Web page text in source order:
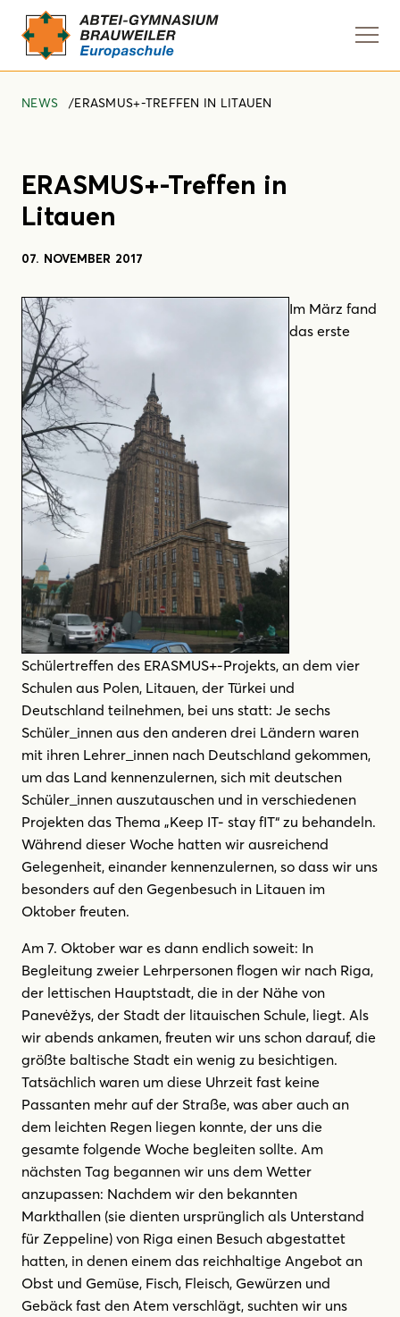
NEWS ERASMUS+-TREFFEN IN LITAUEN
ERASMUS+-Treffen in
Litauen
07. NOVEMBER 2017
Im März fand
das erste
Schülertreffen des ERASMUS+-Projekts, an dem vier
Schulen aus Polen, Litauen, der Türkei und
Deutschland teilnehmen, bei uns statt: Je sechs
Schüler_innen aus den anderen drei Ländern waren
mit ihren Lehrer_innen nach Deutschland gekommen,
um das Land kennenzulernen, sich mit deutschen
Schüler_innen auszutauschen und in verschiedenen
Projekten das Thema „Keep IT- stay fIT“ zu behandeln.
Während dieser Woche hatten wir ausreichend
Gelegenheit, einander kennenzulernen, so dass wir uns
besonders auf den Gegenbesuch in Litauen im
Oktober freuten.
Am 7. Oktober war es dann endlich soweit: In
Begleitung zweier Lehrpersonen flogen wir nach Riga,
der lettischen Hauptstadt, die in der Nähe von
Panevėžys, der Stadt der litauischen Schule, liegt. Als
wir abends ankamen, freuten wir uns schon darauf, die
größte baltische Stadt ein wenig zu besichtigen.
Tatsächlich waren um diese Uhrzeit fast keine
Passanten mehr auf der Straße, was aber auch an
dem leichten Regen liegen konnte, der uns die
gesamte folgende Woche begleiten sollte. Am
nächsten Tag begannen wir uns dem Wetter
anzupassen: Nachdem wir den bekannten
Markthallen (sie dienten ursprünglich als Unterstand
für Zeppeline) von Riga einen Besuch abgestattet
hatten, in denen einem das reichhaltige Angebot an
Obst und Gemüse, Fisch, Fleisch, Gewürzen und
Gebäck fast den Atem verschlägt, suchten wir uns